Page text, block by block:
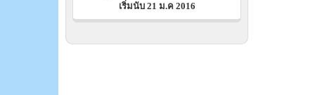
เริ่มนับ 21 ม.ค 2016